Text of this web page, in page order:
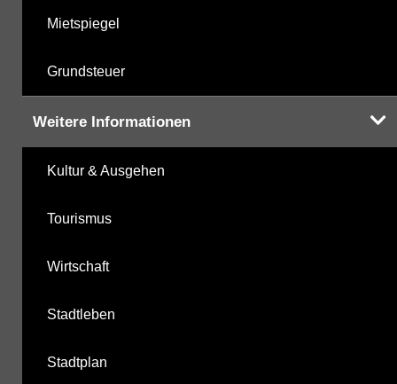
Mietspiegel
Grundsteuer
Weitere Informationen
Kultur & Ausgehen
Tourismus
Wirtschaft
Stadtleben
Stadtplan